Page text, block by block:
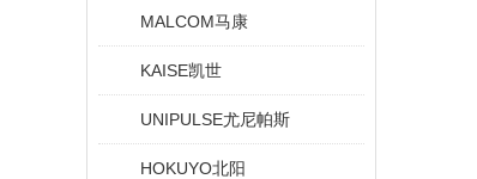
MALCOM马康
KAISE凯世
UNIPULSE尤尼帕斯
HOKUYO北阳